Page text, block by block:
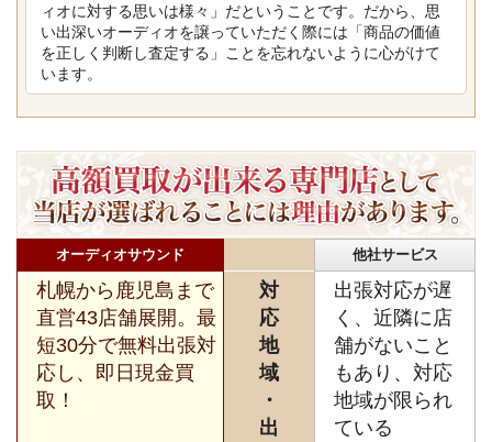
ィオに対する思いは様々」だということです。だから、思
い出深いオーディオを譲っていただく際には「商品の価値
を正しく判断し査定する」ことを忘れないように心がけて
います。
オーディオサウンド 他社サービス
札幌から鹿児島まで
直営43店舗展開。最
短30分で無料出張対
応し、即日現金買
取！
対
応
地
域
・
出
出張対応が遅
く、近隣に店
舗がないこと
もあり、対応
地域が限られ
ている